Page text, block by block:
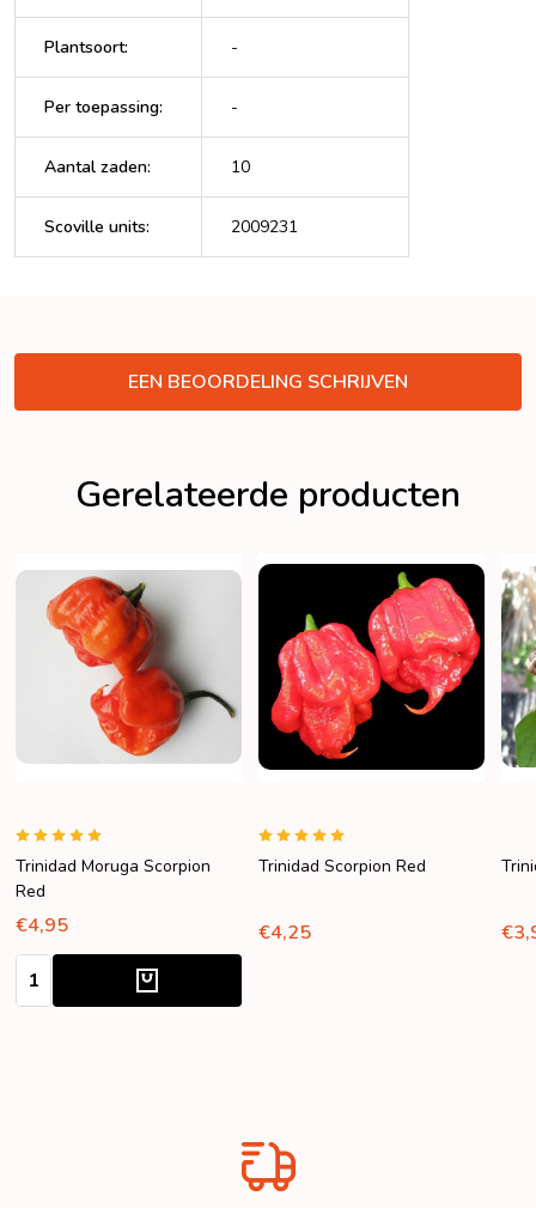
Plantsoort: -
Per toepassing: -
Aantal zaden: 10
Scoville units: 2009231
EEN BEOORDELING SCHRIJVEN
Gerelateerde producten
Trinidad Moruga Scorpion
Red
€4,95
Aantal:
Trinidad Scorpion Red
€4,25